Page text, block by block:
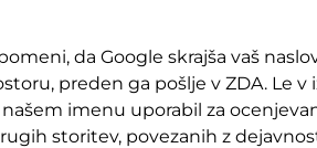
da Google skrajša vaš
preden ga pošlje v ZDA. Le
imenu uporabil za
storitev, povezanih z